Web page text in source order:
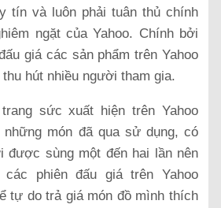
tín và luôn phải tuân thủ chính
ngặt của Yahoo. Chính bởi
giá các sản phẩm trên Yahoo
hút nhiều người tham gia.
sức xuất hiện trên Yahoo
món đã qua sử dụng, có
được sùng một đến hai lần nên
phiên đấu giá trên Yahoo
tự do trả giá món đồ mình thích